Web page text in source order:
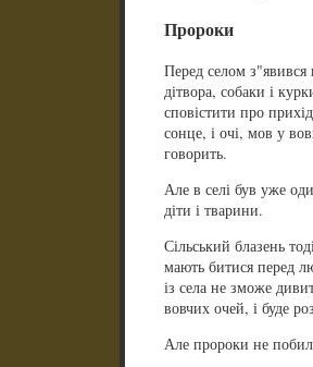
Пророки
Перед селом з"явився
дітвора, собаки і
сповістити про
сонце, і очі, мов у
говорить.
Але в селі був уже
діти і тварини.
Сільський блазень
мають битися перед
із села не зможе
вовчих очей, і буде
Але пророки не